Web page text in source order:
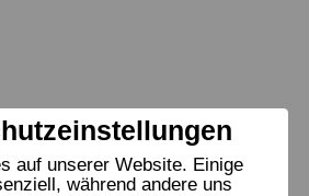
auf unserer Website. Einige
während andere uns